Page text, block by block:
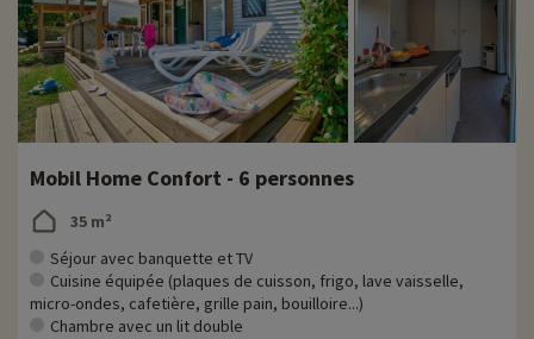
Mobil Home Confort - 6 personnes
35 m²
Séjour avec banquette et TV
Cuisine équipée (plaques de cuisson, frigo, lave vaisselle,
micro-ondes, cafetière, grille pain, bouilloire...)
Chambre avec un lit double